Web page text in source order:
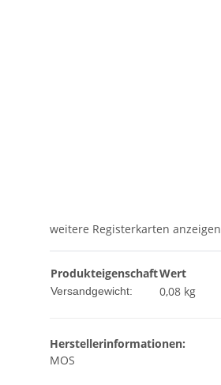
weitere Registerkarten anzeigen
ProdukteigenschaftWert
Versandgewicht: 0,08 kg
Herstellerinformationen:
MOS